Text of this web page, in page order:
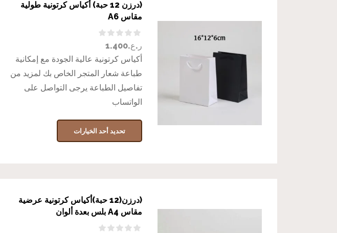
(درزن 12 حبة) أكياس كرتونية طولية
مقاس A6
ر.ع.1.400
أكياس كرتونية عالية الجودة مع إمكانية
طباعة شعار المتجر الخاص بك لمزيد من
تفاصيل الطباعة يرجى التواصل على
الواتساب
تحديد أحد الخيارات
(درزن(12 حبة)أكياس كرتونية عرضية
مقاس A4 بلس بعدة ألوان